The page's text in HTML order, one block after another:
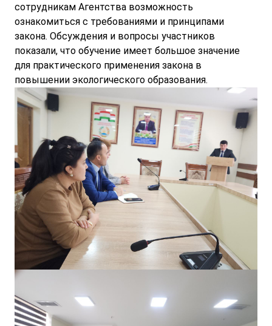
сотрудникам Агентства возможность
ознакомиться с требованиями и принципами
закона. Обсуждения и вопросы участников
показали, что обучение имеет большое значение
для практического применения закона в
повышении экологического образования.